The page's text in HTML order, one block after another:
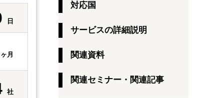
日
ヶ月
社
対応国
サービスの詳細説明
関連資料
関連セミナー・関連記事